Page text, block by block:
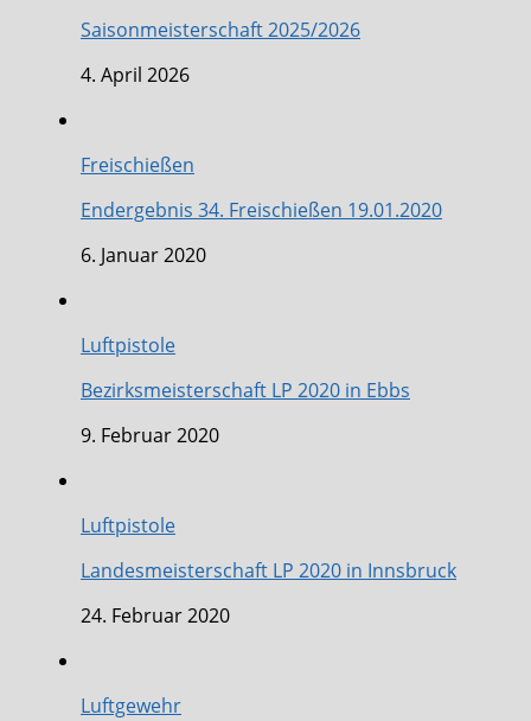
Saisonmeisterschaft 2025/2026
4. April 2026
Freischießen
Endergebnis 34. Freischießen 19.01.2020
6. Januar 2020
Luftpistole
Bezirksmeisterschaft LP 2020 in Ebbs
9. Februar 2020
Luftpistole
Landesmeisterschaft LP 2020 in Innsbruck
24. Februar 2020
Luftgewehr